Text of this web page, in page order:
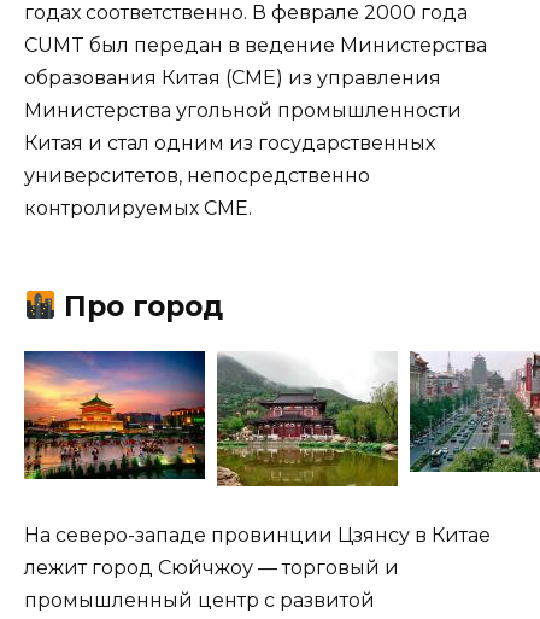
годах соответственно. В феврале 2000 года
CUMT был передан в ведение Министерства
образования Китая (CME) из управления
Министерства угольной промышленности
Китая и стал одним из государственных
университетов, непосредственно
контролируемых CME.
Про город
На северо-западе провинции Цзянсу в Китае
лежит город Сюйчжоу — торговый и
промышленный центр с развитой